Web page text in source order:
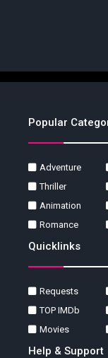
Popular
Adventure
Thriller
Animation
Romance
Quicklinks
Requests
TOP IMDb
Movies
Help & Support